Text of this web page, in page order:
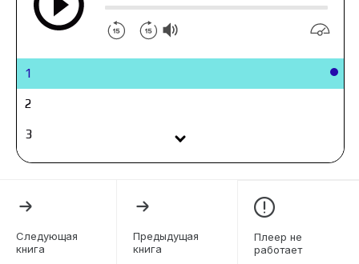
1
2
3
4
7
Следующая
книга
Предыдущая
книга
Плеер не
работает